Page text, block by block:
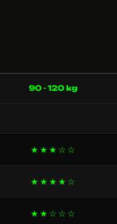
90 - 120 kg
★★★☆☆
★★★★☆
★★☆☆☆